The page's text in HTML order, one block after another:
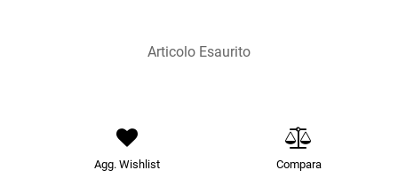
Articolo Esaurito
Agg. Wishlist Compara